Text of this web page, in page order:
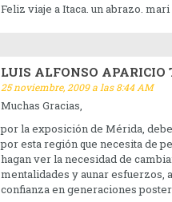
Feliz viaje a Itaca. un abrazo.
LUIS ALFONSO APARICIO
25 noviembre, 2009 a las 8:44 AM
Muchas Gracias,
por la exposición de Mérida,
por esta región que necesita de
hagan ver la necesidad de
mentalidades y aunar esfuerzos,
confianza en generaciones